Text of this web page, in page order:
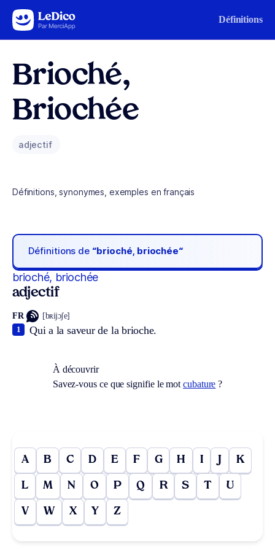
Aller au contenu Définitions
Brioché,
Briochée
adjectif
Définitions, synonymes, exemples en français
Définitions de “brioché, briochée“
brioché, briochée
adjectif
FR [bʀijɔʃe]
Qui a la saveur de la brioche.
1
À découvrir
Savez-vous ce que signifie le motcubature ?
A B C D E F G H I J K
L M N O P Q R S T U
V W X Y Z